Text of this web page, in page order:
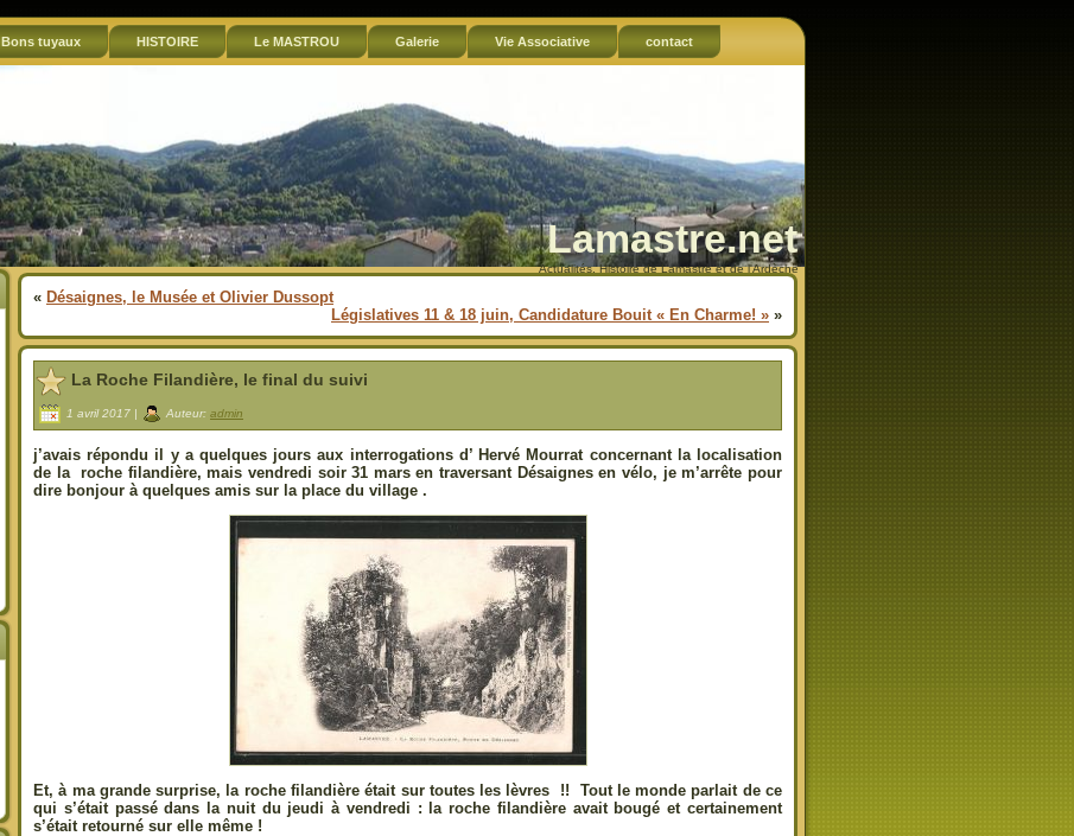
Bons tuyaux HISTOIRE Le MASTROU Galerie Vie Associative contact
Lamastre.net
Actualités, Histoire de Lamastre et de l'Ardèche
« Désaignes, le Musée et Olivier Dussopt
Législatives 11 & 18 juin, Candidature Bouit « En Charme! » »
La Roche Filandière, le final du suivi
1 avril 2017 | Auteur: admin
j’avais répondu il y a quelques jours aux interrogations d’ Hervé Mourrat concernant la localisation
de la roche filandière, mais vendredi soir 31 mars en traversant Désaignes en vélo, je m’arrête pour
dire bonjour à quelques amis sur la place du village .
Et, à ma grande surprise, la roche filandière était sur toutes les lèvres !! Tout le monde parlait de ce
qui s’était passé dans la nuit du jeudi à vendredi : la roche filandière avait bougé et certainement
s’était retourné sur elle même !